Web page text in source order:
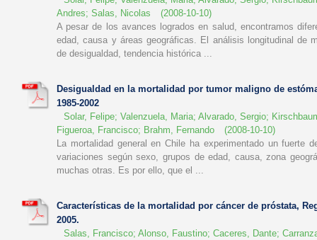
Andres; Salas, Nicolas (2008-10-10)
A pesar de los avances logrados en salud, encontramos
edad, causa y áreas geográficas. El análisis longitudinal de
de desigualdad, tendencia histórica ...
Desigualdad en la mortalidad por tumor maligno de
1985-2002
Solar, Felipe; Valenzuela, Maria; Alvarado, Sergio;
Figueroa, Francisco; Brahm, Fernando (2008-10-10)
La mortalidad general en Chile ha experimentado un fuerte
variaciones según sexo, grupos de edad, causa, zona
muchas otras. Es por ello, que el ...
Características de la mortalidad por cáncer de próstata,
2005.
Salas, Francisco; Alonso, Faustino; Caceres, Dante;